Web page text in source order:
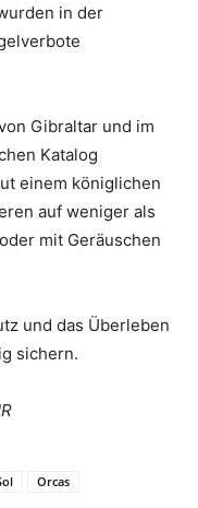
in der
Gibraltar und im
Katalog
einem königlichen
auf weniger als
mit Geräuschen
und das Überleben
sichern.
Orcas